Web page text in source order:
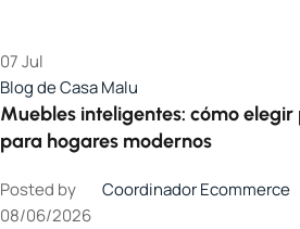
07Jul
Blog de Casa Malu
Muebles inteligentes: cómo
para hogares modernos
Posted by
Coordinador Ecommerce
08/06/2026